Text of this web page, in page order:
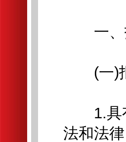
一、
(一)报
1.具有
法和法